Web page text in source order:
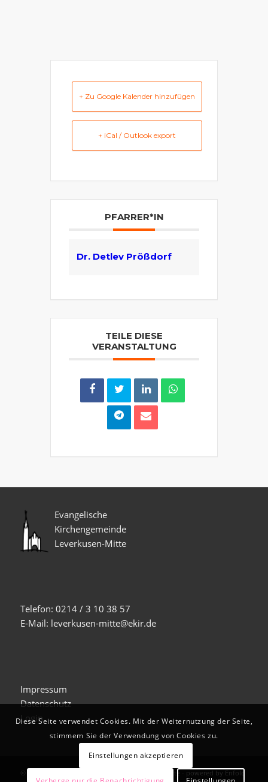
+ Zu Google Kalender hinzufügen
+ iCal / Outlook export
PFARRER*IN
Dr. Detlev Prößdorf
TEILE DIESE
VERANSTALTUNG
Evangelische
Kirchengemeinde
Leverkusen-Mitte
Telefon: 0214 / 3 10 38 57
E-Mail: leverkusen-mitte@ekir.de
Impressum
Datenschutz
Login
Evangelische Kirche Leverkusen-Mitte - powered by Enfold
Diese Seite verwendet Cookies. Mit der Weiternutzung der Seite,
stimmem Sie der Verwendung von Cookies zu.
Einstellungen akzeptieren